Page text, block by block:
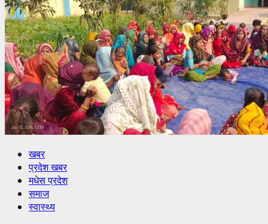
खबर
प्रदेश खबर
मधेस प्रदेश
समाज
स्वास्थ्य